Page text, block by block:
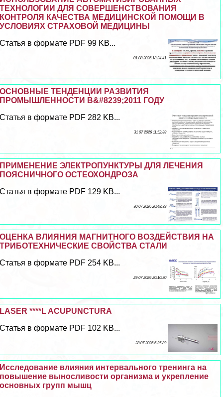
ТЕХНОЛОГИИ ДЛЯ СОВЕРШЕНСТВОВАНИЯ
КОНТРОЛЯ КАЧЕСТВА МЕДИЦИНСКОЙ ПОМОЩИ В
УСЛОВИЯХ СТРАХОВОЙ МЕДИЦИНЫ
Статья в формате PDF 99 KB...
01 08 2026 18:24:41
ОСНОВНЫЕ ТЕНДЕНЦИИ РАЗВИТИЯ
ПРОМЫШЛЕННОСТИ В&#8239;2011 ГОДУ
Статья в формате PDF 282 KB...
31 07 2026 11:52:33
ПРИМЕНЕНИЕ ЭЛЕКТРОПУНКТУРЫ ДЛЯ ЛЕЧЕНИЯ
ПОЯСНИЧНОГО ОСТЕОХОНДРОЗА
Статья в формате PDF 129 KB...
30 07 2026 20:48:39
ОЦЕНКА ВЛИЯНИЯ МАГНИТНОГО ВОЗДЕЙСТВИЯ НА
ТРИБОТЕХНИЧЕСКИЕ СВОЙСТВА СТАЛИ
Статья в формате PDF 254 KB...
29 07 2026 20:10:30
LASER ****L ACUPUNCTURA
Статья в формате PDF 102 KB...
28 07 2026 6:25:39
Исследование влияния интервального тренинга на
повышение выносливости организма и укрепление
основных групп мышц